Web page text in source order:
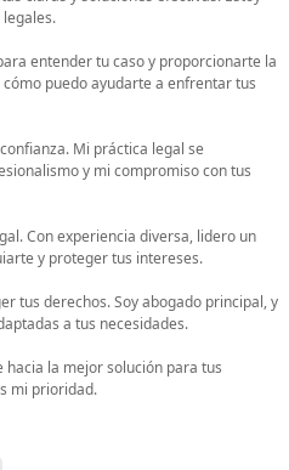
entender tu caso y proporcionarte la
puedo ayudarte a enfrentar tus
Mi práctica legal se
y mi compromiso con tus
Con experiencia diversa, lidero un
y proteger tus intereses.
tus derechos. Soy abogado principal, y
a tus necesidades.
la mejor solución para tus
mi prioridad.